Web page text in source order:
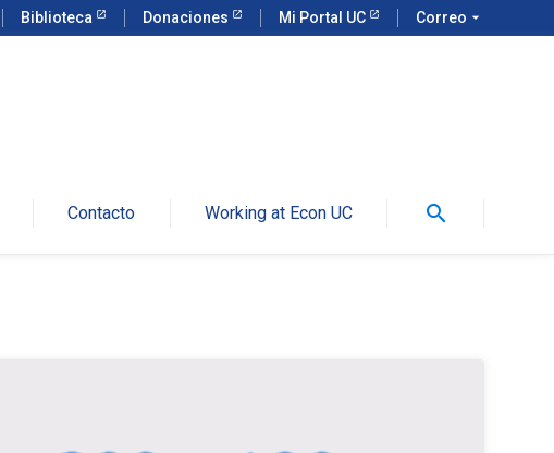
Biblioteca Donaciones Mi Portal UC Correo arrow_drop_down
Contacto Working at Econ UC search